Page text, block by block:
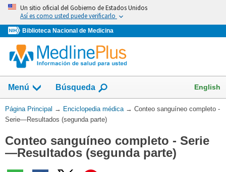
Omita
vaya
al
Contenido
Un sitio oficial del Gobierno de Estados Unidos
Así es como usted puede verificarlo
Biblioteca Nacional de Medicina
Menú Búsqueda English
Usted
está
Página Principal → Enciclopedia médica → Conteo sanguíneo completo -
Serie—Resultados (segunda parte)
Conteo sanguíneo completo - Serie
—Resultados (segunda parte)